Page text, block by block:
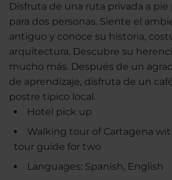
Disfruta de una ruta privada a pie
para dos personas. Siente el
antiguo y conoce su historia,
arquitectura. Descubre su
mucho más. Después de un
de aprendizaje, disfruta de un
postre típico local.
Hotel pick up
Walking tour of Cartagena
tour guide for two
Languages: Spanish, English